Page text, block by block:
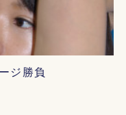
ジ勝負